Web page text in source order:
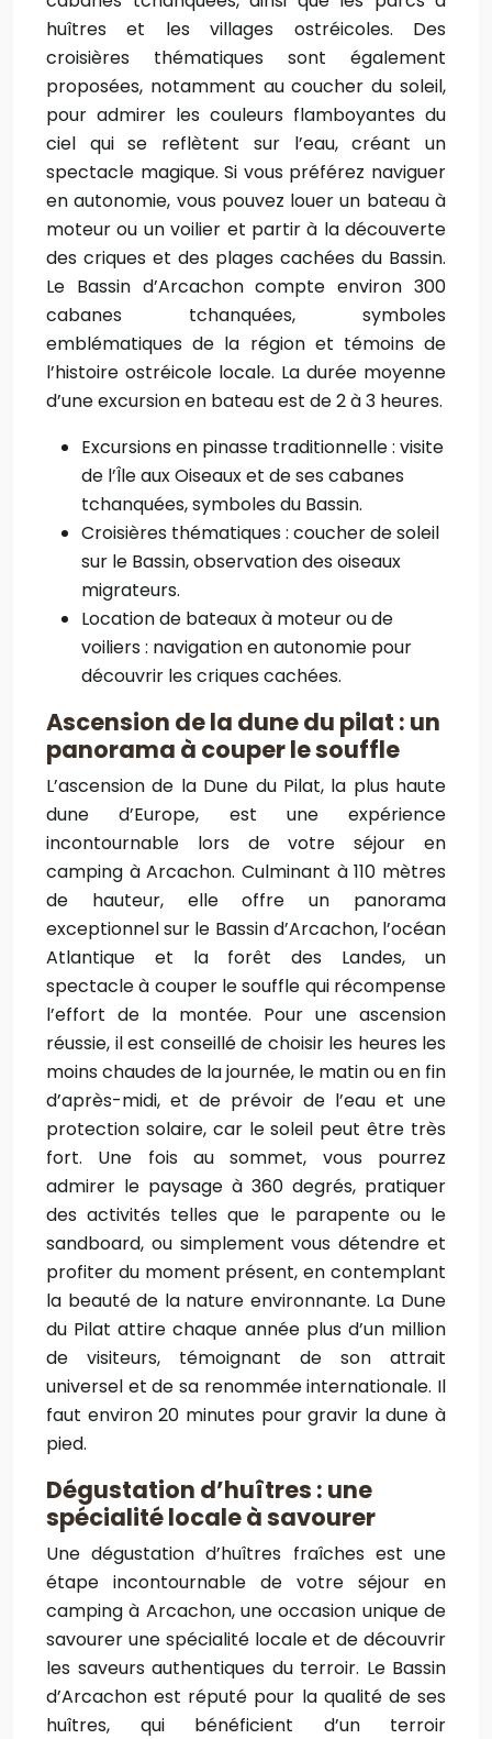
huîtres et les villages ostréicoles. Des
croisières thématiques sont également
proposées, notamment au coucher du soleil,
pour admirer les couleurs flamboyantes du
ciel qui se reflètent sur l’eau, créant un
spectacle magique. Si vous préférez naviguer
en autonomie, vous pouvez louer un bateau à
moteur ou un voilier et partir à la découverte
des criques et des plages cachées du Bassin.
Le Bassin d’Arcachon compte environ 300
cabanes tchanquées, symboles
emblématiques de la région et témoins de
l’histoire ostréicole locale. La durée moyenne
d’une excursion en bateau est de 2 à 3 heures.
Excursions en pinasse traditionnelle : visite
de l’Île aux Oiseaux et de ses cabanes
tchanquées, symboles du Bassin.
Croisières thématiques : coucher de soleil
sur le Bassin, observation des oiseaux
migrateurs.
Location de bateaux à moteur ou de
voiliers : navigation en autonomie pour
découvrir les criques cachées.
Ascension de la dune du pilat : un
panorama à couper le souffle
L’ascension de la Dune du Pilat, la plus haute
dune d’Europe, est une expérience
incontournable lors de votre séjour en
camping à Arcachon. Culminant à 110 mètres
de hauteur, elle offre un panorama
exceptionnel sur le Bassin d’Arcachon, l’océan
Atlantique et la forêt des Landes, un
spectacle à couper le souffle qui récompense
l’effort de la montée. Pour une ascension
réussie, il est conseillé de choisir les heures les
moins chaudes de la journée, le matin ou en fin
d’après-midi, et de prévoir de l’eau et une
protection solaire, car le soleil peut être très
fort. Une fois au sommet, vous pourrez
admirer le paysage à 360 degrés, pratiquer
des activités telles que le parapente ou le
sandboard, ou simplement vous détendre et
profiter du moment présent, en contemplant
la beauté de la nature environnante. La Dune
du Pilat attire chaque année plus d’un million
de visiteurs, témoignant de son attrait
universel et de sa renommée internationale. Il
faut environ 20 minutes pour gravir la dune à
pied.
Dégustation d’huîtres : une
spécialité locale à savourer
Une dégustation d’huîtres fraîches est une
étape incontournable de votre séjour en
camping à Arcachon, une occasion unique de
savourer une spécialité locale et de découvrir
les saveurs authentiques du terroir. Le Bassin
d’Arcachon est réputé pour la qualité de ses
huîtres, qui bénéficient d’un terroir